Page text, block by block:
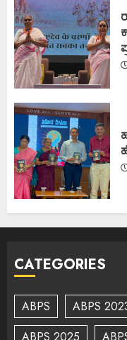
CATEGORIES
ABPS ABPS
ABPS 2025